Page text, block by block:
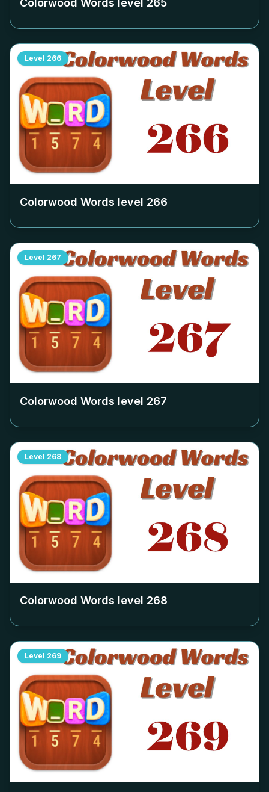
Colorwood Words level 265
Level 266
Colorwood Words level 266
Level 267
Colorwood Words level 267
Level 268
Colorwood Words level 268
Level 269